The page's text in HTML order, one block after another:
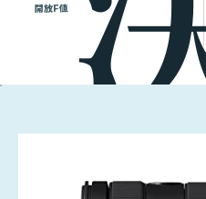
開放F値